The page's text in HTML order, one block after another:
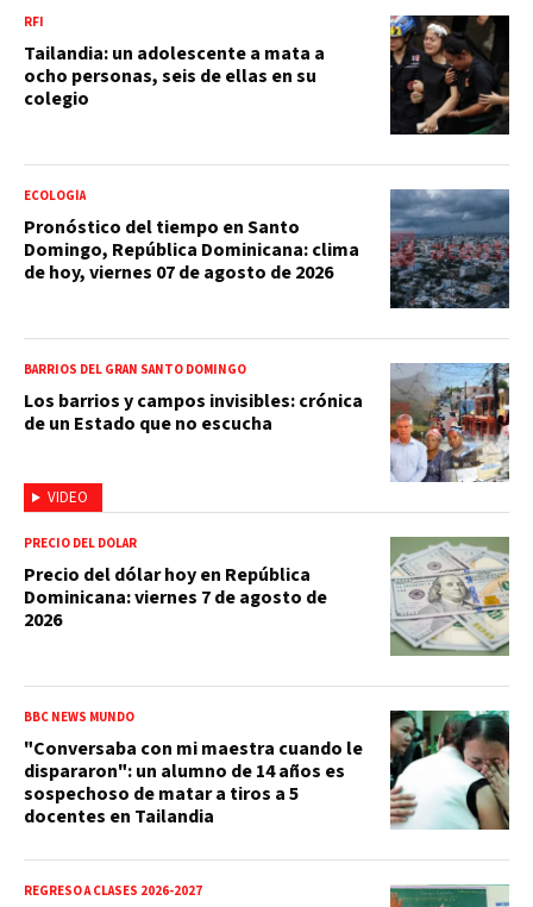
RFI
Tailandia: un adolescente a mata a
ocho personas, seis de ellas en su
colegio
ECOLOGÍA
Pronóstico del tiempo en Santo
Domingo, República Dominicana: clima
de hoy, viernes 07 de agosto de 2026
VIDEO
BARRIOS DEL GRAN SANTO DOMINGO
Los barrios y campos invisibles: crónica
de un Estado que no escucha
PRECIO DEL DÓLAR
Precio del dólar hoy en República
Dominicana: viernes 7 de agosto de
2026
BBC NEWS MUNDO
"Conversaba con mi maestra cuando le
dispararon": un alumno de 14 años es
sospechoso de matar a tiros a 5
docentes en Tailandia
REGRESO A CLASES 2026-2027